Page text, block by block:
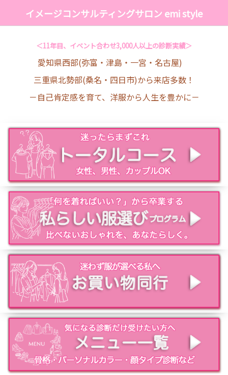
イメージコンサルティングサロン emi style
＜11年目、イベント合わせ3,000人以上の診断実績＞
愛知県西部(弥富・津島・一宮・名古屋)
三重県北勢部(桑名・四日市)から来店多数！
－自己肯定感を育て、洋服から人生を豊かに－